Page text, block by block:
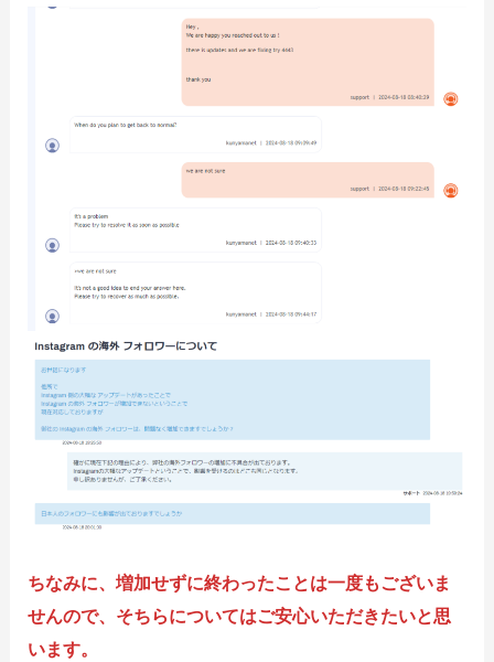
ちなみに、増加せずに終わったことは一度もございま
せんので、そちらについてはご安心いただきたいと思
います。